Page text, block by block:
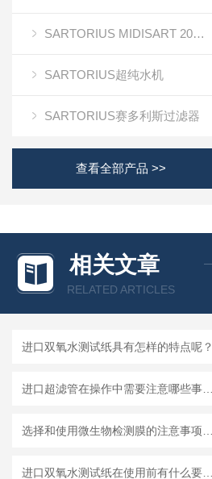
SARTORIUS MIDISART 2000
SARTORIUS超纯水机
SARTORIUS赛多利斯过滤器
查看全部产品 >>
相关文章
RELATED ARTICLES
进口双氧水测试纸具有怎样的特点呢？